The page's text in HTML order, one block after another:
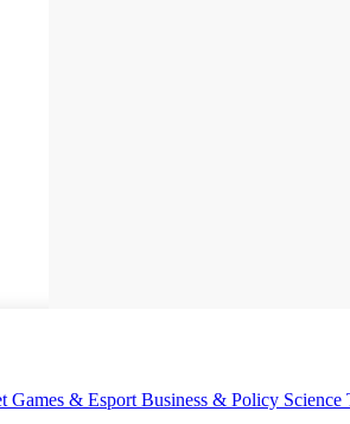
Games & Esport Business & Policy Science